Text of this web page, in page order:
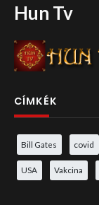
Hun Tv
CÍMKÉK
Bill Gates covid
USA Vakcina